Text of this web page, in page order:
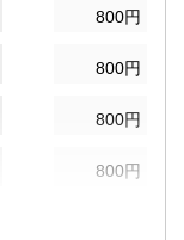
800円
800円
800円
800円